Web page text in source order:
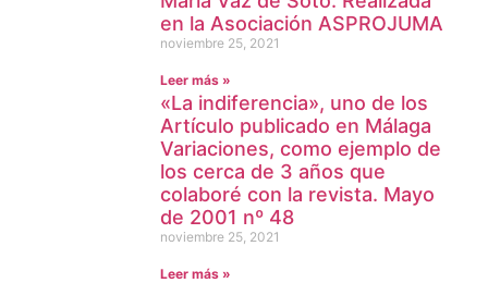
en la Asociación ASPROJUMA
noviembre 25, 2021
Leer más »
«La indiferencia», uno de los
Artículo publicado en Málaga
Variaciones, como ejemplo de
los cerca de 3 años que
colaboré con la revista. Mayo
de 2001 nº 48
noviembre 25, 2021
Leer más »